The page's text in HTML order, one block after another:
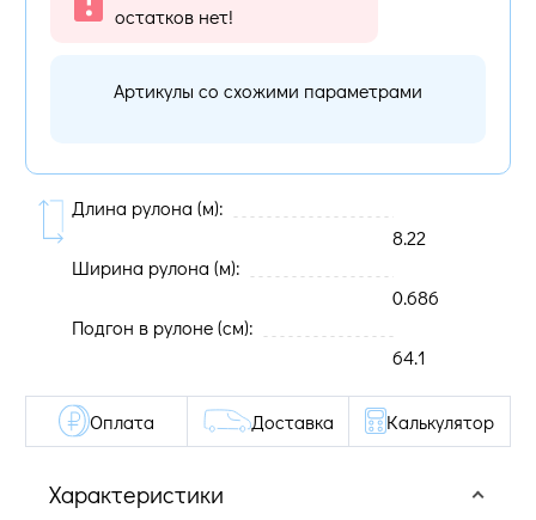
остатков нет!
Артикулы со схожими параметрами
Длина рулона (м):
8.22
Ширина рулона (м):
0.686
Подгон в рулоне (cм):
64.1
Характеристики
Оплата Доставка Калькулятор